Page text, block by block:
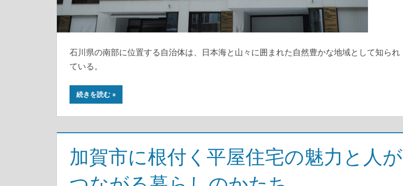
石川県の南部に位置する自治体は、日本海と山々に囲まれた自然豊かな地域として知られ
ている。
続きを読む
加賀市に根付く平屋住宅の魅力と人が